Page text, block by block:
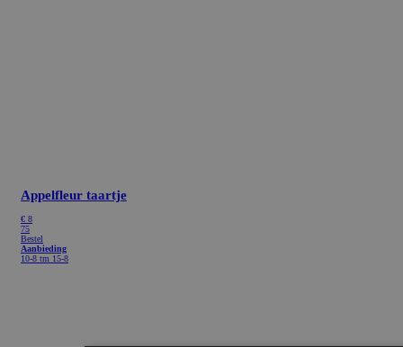
Appelfleur taartje
€ 8
75
Bestel
Aanbieding
10-8 tm 15-8